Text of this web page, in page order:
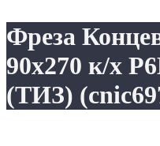
Фреза
90х270 к/х
(ТИЗ)